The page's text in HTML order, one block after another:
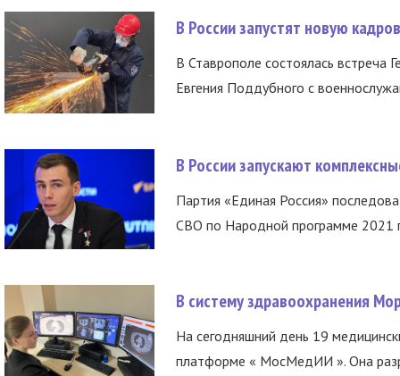
В России запустят новую
В Ставрополе состоялась встреча
Евгения Поддубного с
В России запускают
Партия «Единая Россия»
СВО по Народной программе 2021
В систему здравоохранения
На сегодняшний день 19
платформе « МосМедИИ ». Она